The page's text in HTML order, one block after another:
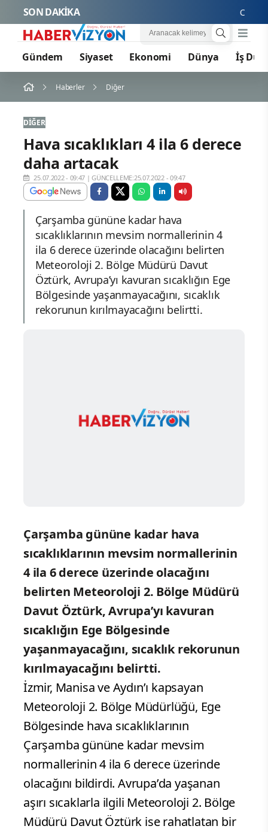
SON DAKİKA
Gündem Siyaset Ekonomi Dünya İş
Haberler Diğer
DIĞER
Hava sıcaklıkları 4 ila 6 derece
daha artacak
25.07.2022 - 09:47 |GÜNCELLEME:25.07.2022 - 09:47
Çarşamba gününe kadar hava
sıcaklıklarının mevsim normallerinin 4
ila 6 derece üzerinde olacağını belirten
Meteoroloji 2. Bölge Müdürü Davut
Öztürk, Avrupa’yı kavuran sıcaklığın Ege
Bölgesinde yaşanmayacağını, sıcaklık
rekorunun kırılmayacağını belirtti.
Çarşamba gününe kadar hava
sıcaklıklarının mevsim normallerinin
4 ila 6 derece üzerinde olacağını
belirten Meteoroloji 2. Bölge Müdürü
Davut Öztürk, Avrupa’yı kavuran
sıcaklığın Ege Bölgesinde
yaşanmayacağını, sıcaklık rekorunun
kırılmayacağını belirtti.
İzmir, Manisa ve Aydın’ı kapsayan
Meteoroloji 2. Bölge Müdürlüğü, Ege
Bölgesinde hava sıcaklıklarının
Çarşamba gününe kadar mevsim
normallerinin 4 ila 6 derece üzerinde
olacağını bildirdi. Avrupa’da yaşanan
aşırı sıcaklarla ilgili Meteoroloji 2. Bölge
Müdürü Davut Öztürk ise rahatlatan bir